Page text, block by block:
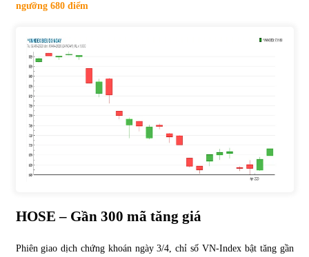
Bất ổn từ các cuộc đấu giá đất ở Thanh Hoá
31/05/2022
Tiền gửi vào ngân hàng tiếp tục tăng mạnh
Vietcombank và Eximbank
ngưỡng 680 điểm
HOSE – Gần 300 mã tăng giá
Phiên giao dịch chứng khoán ngày 3/4, chỉ số VN-Index bật tăng gần